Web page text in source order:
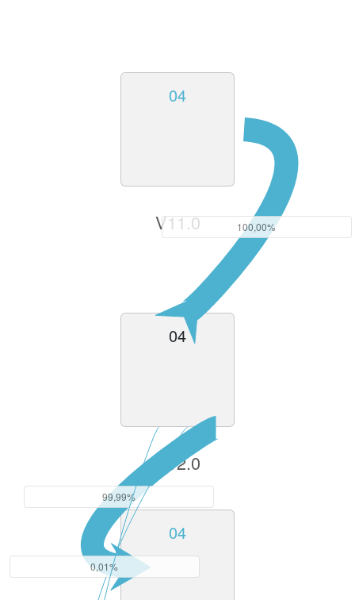
04
V11.0
04
V12.0
04
100,00%
99,99%
0,01%